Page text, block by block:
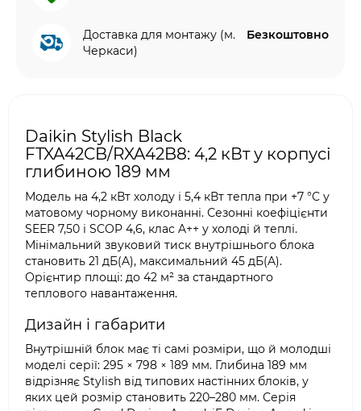
Доставка для монтажу (м.
Черкаси)
Безкоштовно
Daikin Stylish Black
FTXA42CB/RXA42B8: 4,2 кВт у корпусі
глибиною 189 мм
Модель на 4,2 кВт холоду і 5,4 кВт тепла при +7 °C у
матовому чорному виконанні. Сезонні коефіцієнти
SEER 7,50 і SCOP 4,6, клас A++ у холоді й теплі.
Мінімальний звуковий тиск внутрішнього блока
становить 21 дБ(A), максимальний 45 дБ(A).
Орієнтир площі: до 42 м² за стандартного
теплового навантаження.
Дизайн і габарити
Внутрішній блок має ті самі розміри, що й молодші
моделі серії: 295 × 798 × 189 мм. Глибина 189 мм
відрізняє Stylish від типових настінних блоків, у
яких цей розмір становить 220–280 мм. Серія